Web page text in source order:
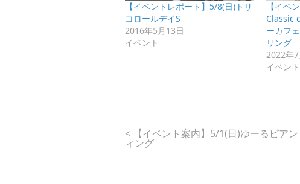
【イベントレポート】5/8(日)トリ
コロールデイS
2016年5月13日
イベント
【イベ
Classic
ーカフ
リング
2022年
イベント
< 【イベント案内】5/1(日)ゆーるピア
ィング